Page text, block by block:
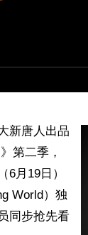
新唐人出品
第二季，
月19日）
World）独
同步抢先看